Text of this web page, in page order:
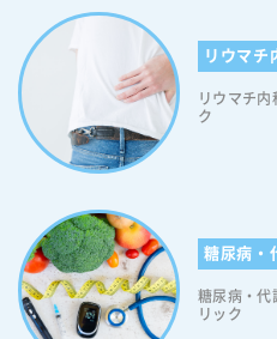
と共にゆっくり下降するのが一般的
を下げるホルモン(インスリン)の働
血糖状態が長く続きます。そのため
す。なお、高血糖状態のときに眠気
レキシン」というホルモンの分泌が
ては、以下をご覧ください。 ＜オレキシンについて＞ 睡眠と脳の覚醒
態に入るといわれています。空腹に
キシン作動性ニューロン」の活動が
活性化するため覚醒します。しかし
オレキシン作動性ニューロンの活動
が鈍くなり、眠くなってしまうと考
リウマチ
リウマチ内
ク
糖尿病・
糖尿病・代
リック